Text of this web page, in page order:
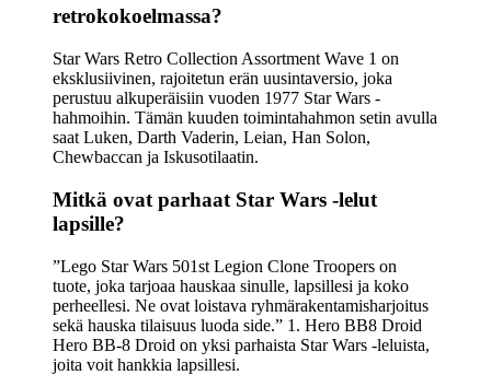
retrokokoelmassa?
Star Wars Retro Collection Assortment Wave 1 on
eksklusiivinen, rajoitetun erän uusintaversio, joka
perustuu alkuperäisiin vuoden 1977 Star Wars -
hahmoihin. Tämän kuuden toimintahahmon setin avulla
saat Luken, Darth Vaderin, Leian, Han Solon,
Chewbaccan ja Iskusotilaatin.
Mitkä ovat parhaat Star Wars -lelut
lapsille?
”Lego Star Wars 501st Legion Clone Troopers on
tuote, joka tarjoaa hauskaa sinulle, lapsillesi ja koko
perheellesi. Ne ovat loistava ryhmärakentamisharjoitus
sekä hauska tilaisuus luoda side.” 1. Hero BB8 Droid
Hero BB-8 Droid on yksi parhaista Star Wars -leluista,
joita voit hankkia lapsillesi.